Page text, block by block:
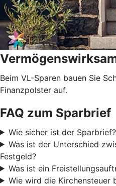
Beim VL-Sparen bauen Sie
Finanzpolster auf.
FAQ zum Sparbrief
Wie sicher ist der Sparbrief?
Was ist der Unterschied
Festgeld?
Was ist ein
Wie wird die Kirchensteuer